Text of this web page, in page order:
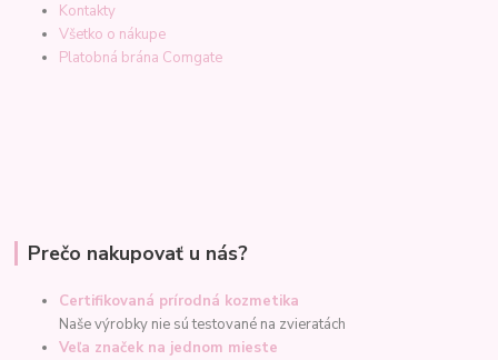
Kontakty
Všetko o nákupe
Platobná brána Comgate
Prečo nakupovať u nás?
Certifikovaná prírodná kozmetika
Naše výrobky nie sú testované na zvieratách
Veľa značek na jednom mieste